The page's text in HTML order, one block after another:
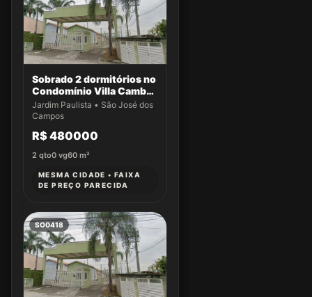
Sobrado 2 dormitórios no
Condomínio Villa Cambuí
- Casa 004
Jardim Paulista • São José dos
Campos
R$ 480000
2 qto0 vg60 m²
MESMA CIDADE • FAIXA
DE PREÇO PARECIDA
SO0418